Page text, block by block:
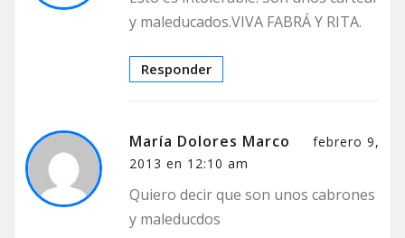
y maleducados.VIVA FABRÁ Y RITA.
Responder
María Dolores Marco
febrero 9,
2013 en 12:10 am
Quiero decir que son unos cabrones
y maleducdos